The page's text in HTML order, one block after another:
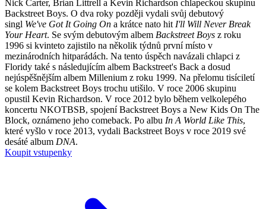
Nick Carter, Brian Littrell a Kevin Richardson chlapeckou skupinu
Backstreet Boys. O dva roky později vydali svůj debutový
singl We've Got It Going On a krátce nato hitI'll Will Never Break
Your Heart. Se svým debutovým albem Backstreet Boys z roku
1996 si kvinteto zajistilo na několik týdnů první místo v
mezinárodních hitparádách. Na tento úspěch navázali chlapci z
Floridy také s následujícím albem Backstreet's Back a dosud
nejúspěšnějším albem Millenium z roku 1999. Na přelomu tisíciletí
se kolem Backstreet Boys trochu utišilo. V roce 2006 skupinu
opustil Kevin Richardson. V roce 2012 bylo během velkolepého
koncertu NKOTBSB, spojení Backstreet Boys a New Kids On The
Block, oznámeno jeho comeback. Po albu In A World Like This,
které vyšlo v roce 2013, vydali Backstreet Boys v roce 2019 své
desáté album DNA.
Koupit vstupenky